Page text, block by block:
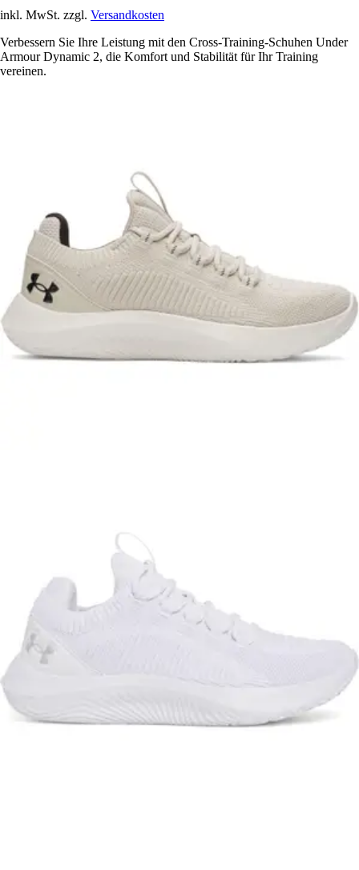
inkl. MwSt. zzgl. Versandkosten
Verbessern Sie Ihre Leistung mit den Cross-Training-Schuhen Under
Armour Dynamic 2, die Komfort und Stabilität für Ihr Training
vereinen.